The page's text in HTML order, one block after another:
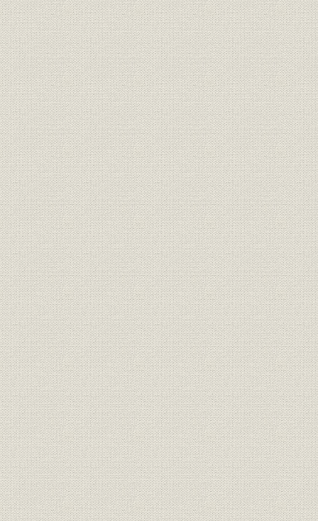
需給 府県別電灯需要 栃木
1887(明治
年
需給 府県別電灯需要 群馬
1887(明治
年
需給 府県別電灯需要 山梨
1887(明治
年
需給 府県別電灯需要 静岡
1887(明治
年